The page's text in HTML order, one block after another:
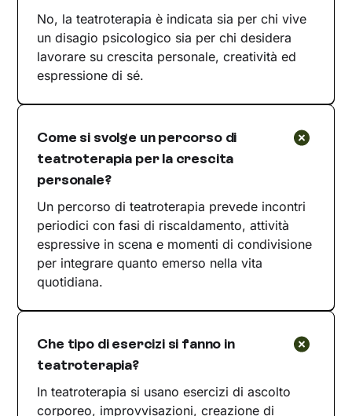
No, la teatroterapia è indicata sia per chi vive
un disagio psicologico sia per chi desidera
lavorare su crescita personale, creatività ed
espressione di sé.
Come si svolge un percorso di
teatroterapia per la crescita
personale?
Un percorso di teatroterapia prevede incontri
periodici con fasi di riscaldamento, attività
espressive in scena e momenti di condivisione
per integrare quanto emerso nella vita
quotidiana.
Che tipo di esercizi si fanno in
teatroterapia?
In teatroterapia si usano esercizi di ascolto
corporeo, improvvisazioni, creazione di